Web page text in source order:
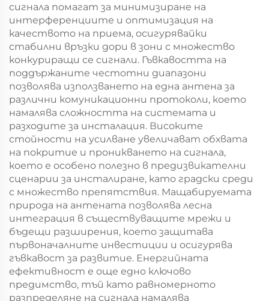
сигнала помагат за минимизиране на
интерференциите и оптимизация на
качеството на приема, осигурявайки
стабилни връзки дори в зони с множество
конкуриращи се сигнали. Гъвкавостта на
поддържаните честотни диапазони
позволява използването на една антена за
различни комуникационни протоколи, което
намалява сложността на системата и
разходите за инсталация. Високите
стойности на усилване увеличават обхвата
на покритие и проникването на сигнала,
което е особено полезно в предизвикателни
сценарии за инсталиране, като градски среди
с множество препятствия. Мащабируемата
природа на антената позволява лесна
интеграция в съществуващите мрежи и
бъдещи разширения, което защитава
първоначалните инвестиции и осигурява
гъвкавост за развитие. Енергийната
ефективност е още едно ключово
предимство, тъй като равномерното
разпределяне на сигнала намалява